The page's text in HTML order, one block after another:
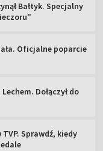
Bałtyk. Specjalny
Oficjalne poparcie
Dołączył do
Sprawdź, kiedy